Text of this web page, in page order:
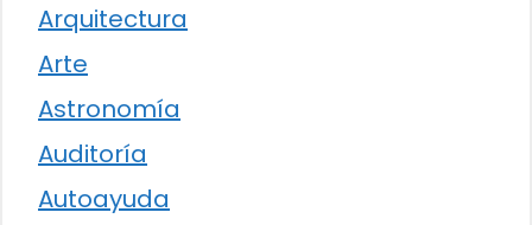
Arquitectura
Arte
Astronomía
Auditoría
Autoayuda